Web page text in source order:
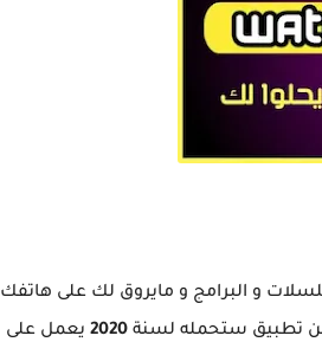
و البرامج و مايروق لك على هاتفك
تطبيق ستحمله لسنة 2020 يعمل على